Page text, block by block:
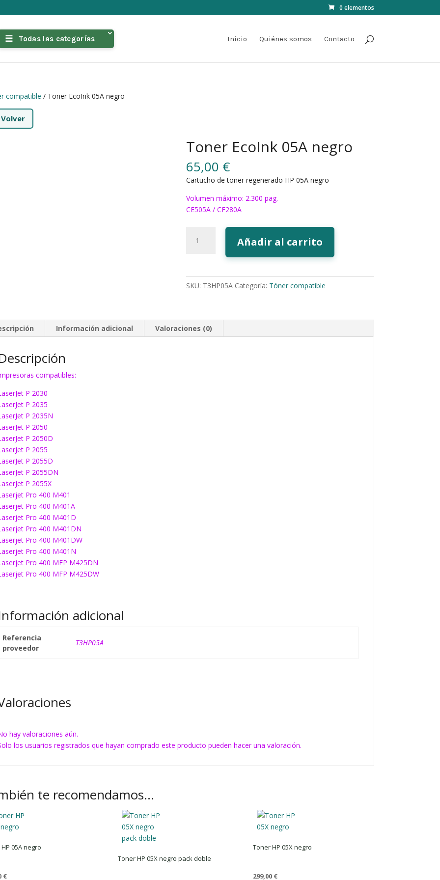
0 elementos
Todas las categorías Inicio Quiénes somos Contacto
compatible / Toner EcoInk 05A negro
Volver
Toner EcoInk 05A negro
65,00 €
Cartucho de toner regenerado HP 05A negro
Volumen máximo: 2.300 pag.
CE505A / CF280A
EcoInk
cantidad
Añadir al carrito
SKU: T3HP05A Categoría: Tóner compatible
Información adicional Valoraciones (0)
compatibles:
P 2030
P 2035
P 2035N
P 2050
P 2050D
P 2055
P 2055D
P 2055DN
P 2055X
Pro 400 M401
Pro 400 M401A
Pro 400 M401D
Pro 400 M401DN
Pro 400 M401DW
Pro 400 M401N
Pro 400 MFP M425DN
Pro 400 MFP M425DW
adicional
Referencia
proveedor
T3HP05A
hay valoraciones aún.
los usuarios registrados que hayan comprado este producto pueden hacer una valoración.
te recomendamos…
05A negro
€
Toner HP 05X negro pack doble
Toner HP 05X negro
299,00 €